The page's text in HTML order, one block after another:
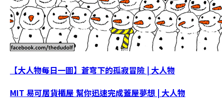
【大人物每日一圖】蒼穹下的孤寂冒險 | 大人物
MIT 易可居貨櫃屋 幫你迅速完成蓋屋夢想 | 大人物